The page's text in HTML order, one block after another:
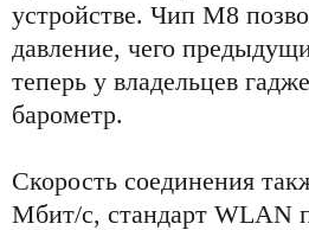
устройстве. Чип М8
давление, чего
теперь у владельцев
барометр.
Скорость соединения
Мбит/с, стандарт WLAN